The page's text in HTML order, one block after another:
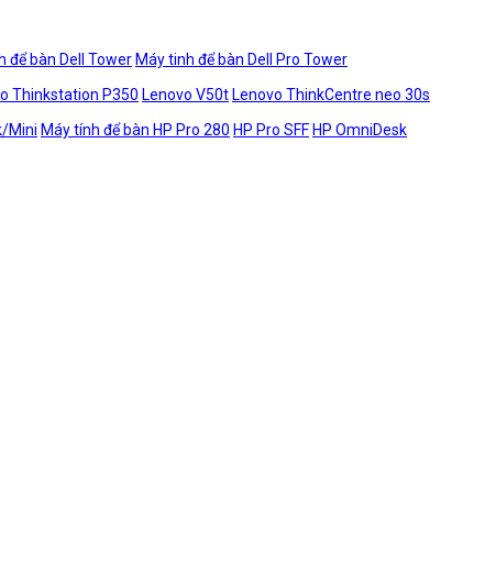
để bàn Dell Tower Máy tinh để bàn Dell Pro Tower
Thinkstation P350 Lenovo V50t Lenovo ThinkCentre neo 30s
Mini Máy tính để bàn HP Pro 280 HP Pro SFF HP OmniDesk